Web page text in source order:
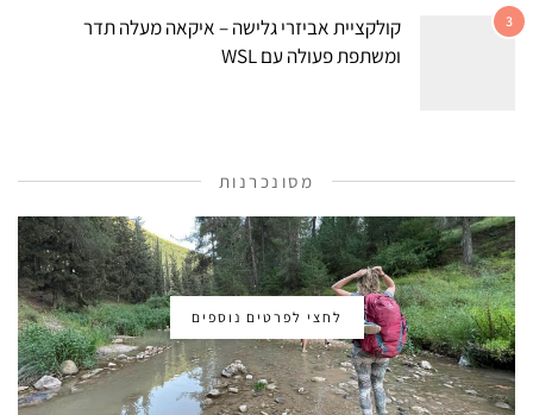
3
קולקציית אביזרי גלישה – איקאה מעלה תדר
ומשתפת פעולה עם WSL
מסונכרנות
לחצי לפרטים נוספים